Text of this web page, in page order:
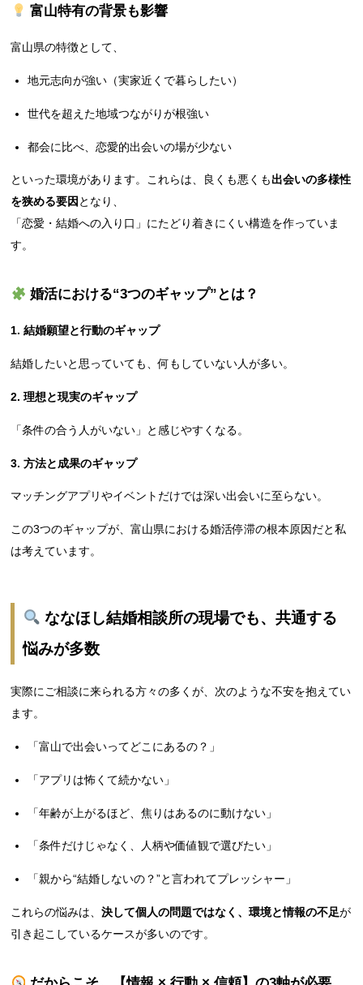
富山特有の背景も影響
富山県の特徴として、
地元志向が強い（実家近くで暮らしたい）
世代を超えた地域つながりが根強い
都会に比べ、恋愛的出会いの場が少ない
といった環境があります。これらは、良くも悪くも 出会いの多様性
を狭める要因 となり、
「恋愛・結婚への入り口」にたどり着きにくい構造を作っていま
す。
婚活における“3つのギャップ”とは？
1.結婚願望と行動のギャップ
結婚したいと思っていても、何もしていない人が多い。
2.理想と現実のギャップ
「条件の合う人がいない」と感じやすくなる。
3.方法と成果のギャップ
マッチングアプリやイベントだけでは深い出会いに至らない。
この3つのギャップが、富山県における婚活停滞の根本原因だと私
は考えています。
ななほし結婚相談所の現場でも、共通する
悩みが多数
実際にご相談に来られる方々の多くが、次のような不安を抱えてい
ます。
「富山で出会いってどこにあるの？」
「アプリは怖くて続かない」
「年齢が上がるほど、焦りはあるのに動けない」
「条件だけじゃなく、人柄や価値観で選びたい」
「親から“結婚しないの？”と言われてプレッシャー」
これらの悩みは、決して個人の問題ではなく、環境と情報の不足が
引き起こしているケースが多いのです。